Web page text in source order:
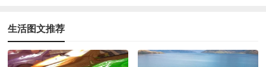
生活图文推荐